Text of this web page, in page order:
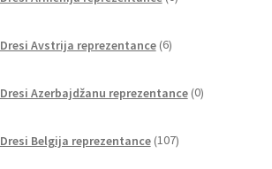
izdelkov
Dresi Avstrija reprezentance 6izdelkov
Dresi Azerbajdžanu reprezentance 0izdelkov
Dresi Belgija reprezentance 107izdelkov